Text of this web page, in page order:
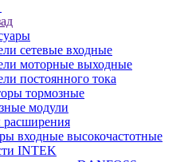
сетевые входные
моторные выходные
постоянного тока
тормозные
модули
входные высокочастотные
INTEK